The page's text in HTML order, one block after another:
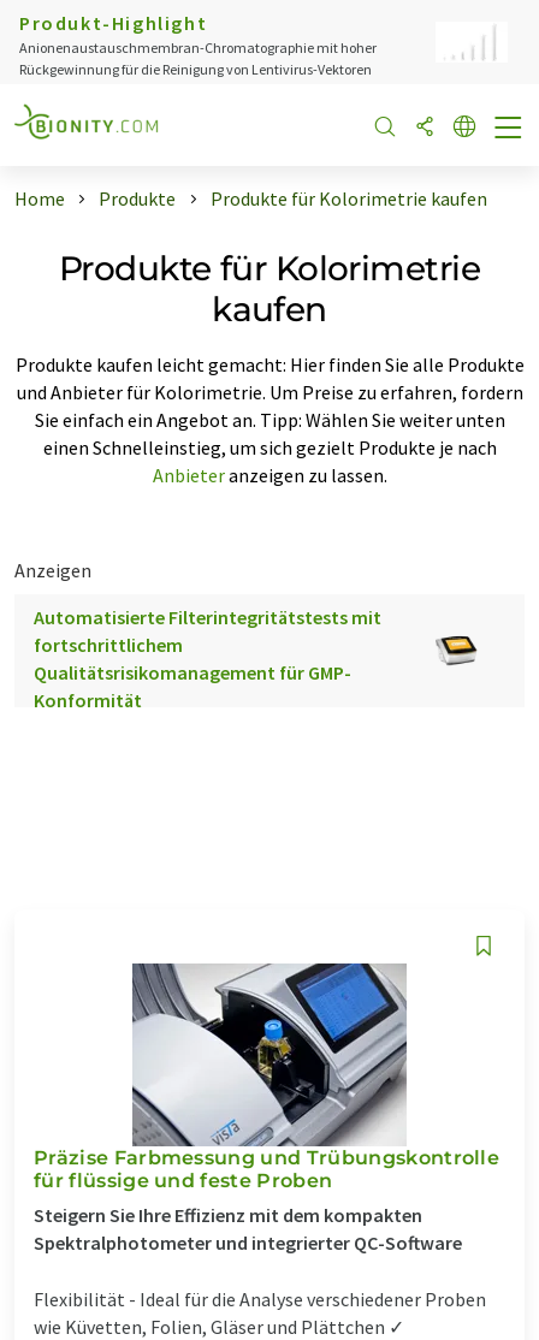
Produkt-Highlight
Anionenaustauschmembran-Chromatographie mit hoher
Rückgewinnung für die Reinigung von Lentivirus-Vektoren
Home Produkte Produkte für Kolorimetrie kaufen
Produkte für Kolorimetrie
kaufen
Produkte kaufen leicht gemacht: Hier finden Sie alle Produkte
und Anbieter für Kolorimetrie. Um Preise zu erfahren, fordern
Sie einfach ein Angebot an. Tipp: Wählen Sie weiter unten
einen Schnelleinstieg, um sich gezielt Produkte je nach
Anbieteranzeigen zu lassen.
Anzeigen
Automatisierte Filterintegritätstests mit
fortschrittlichem
Qualitätsrisikomanagement für GMP-
Konformität
Präzise Farbmessung und Trübungskontrolle
für flüssige und feste Proben
Steigern Sie Ihre Effizienz mit dem kompakten
Spektralphotometer und integrierter QC-Software
Flexibilität - Ideal für die Analyse verschiedener Proben
wie Küvetten, Folien, Gläser und Plättchen ✓